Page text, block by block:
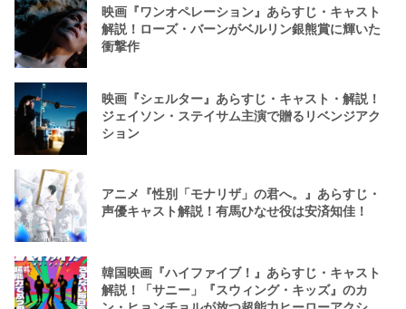
映画『ワンオペレーション』あらすじ・キャスト
解説！ローズ・バーンがベルリン銀熊賞に輝いた
衝撃作
映画『シェルター』あらすじ・キャスト・解説！
ジェイソン・ステイサム主演で贈るリベンジアク
ション
アニメ『性別「モナリザ」の君へ。』あらすじ・
声優キャスト解説！有馬ひなせ役は安済知佳！
韓国映画『ハイファイブ！』あらすじ・キャスト
解説！「サニー」『スウィング・キッズ』のカ